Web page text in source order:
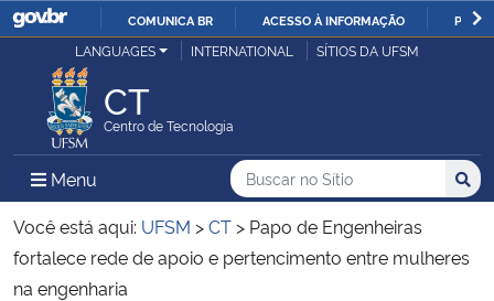
IR
COMUNICA BR ACESSO À INFORMAÇÃO
Ministério da Justiça e Segurança Pública
Ministério da Defesa
Ministério das Relações Exteriores
Ministério da Economia
LANGUAGES INTERNATIONAL SÍTIOS DA UFSM
CT
Centro de Tecnologia
Menu Menu Principal do Sítio
Busca
Buscar no no Sítio
Busca:
Você está aqui: UFSM >CT > Papo de Engenheiras
fortalece rede de apoio e pertencimento entre mulheres
na engenharia